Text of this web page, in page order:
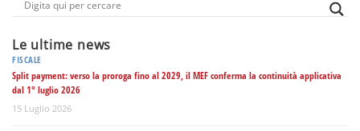
Le ultime news
FISCALE
Split payment: verso la proroga fino al 2029, il MEF conferma la continuità applicativa
dal 1° luglio 2026
15 Luglio 2026